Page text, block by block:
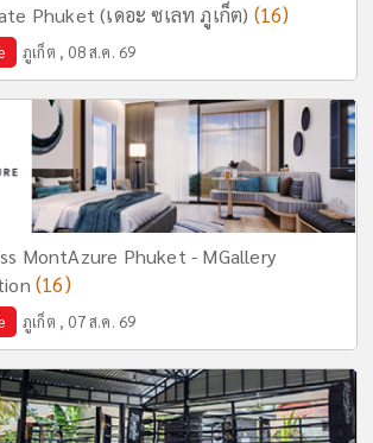
Phuket (เดอะ ซเลท ภูเก็ต) (16)
ภูเก็ต , 08 ส.ค. 69
MontAzure Phuket - MGallery
(16)
ภูเก็ต , 07 ส.ค. 69